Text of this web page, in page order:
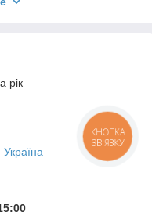
- это
до 40 кв. м.
- тек і т. д. де ви
чимось фантастичним,
задовольнити
рік
КНОПКА
ЗВ'ЯЗКУ